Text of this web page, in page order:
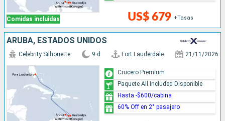
Comidas incluidas US$ 679 +Tasas
ARUBA, ESTADOS UNIDOS
Celebrity Silhouette 9 d Fort Lauderdale 21/11/2026
Crucero Premium
Paquete All Included Disponible
Hasta -$600/cabina
60% Off en 2° pasajero